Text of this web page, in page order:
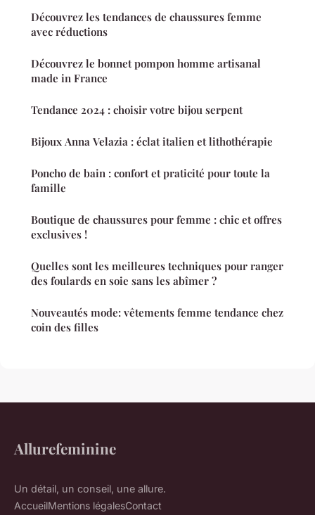
Découvrez les tendances de chaussures femme
avec réductions
Découvrez le bonnet pompon homme artisanal
made in France
Tendance 2024 : choisir votre bijou serpent
Bijoux Anna Velazia : éclat italien et lithothérapie
Poncho de bain : confort et praticité pour toute la
famille
Boutique de chaussures pour femme : chic et offres
exclusives !
Quelles sont les meilleures techniques pour ranger
des foulards en soie sans les abîmer ?
Nouveautés mode: vêtements femme tendance chez
coin des filles
Allurefeminine
Un détail, un conseil, une allure.
AccueilMentions légalesContact